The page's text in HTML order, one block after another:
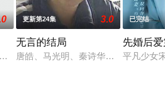
牙和铁头的童年生活充满趣味。三人
更新第24集 3.0
无言的结局
唐皓、马光明、秦诗华和童大川是
已完结
先婚后
平凡少女